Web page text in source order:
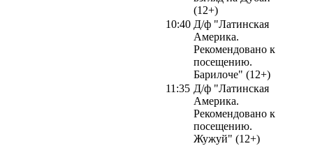
(12+)
10:40 Д/ф "Латинская
Америка.
Рекомендовано к
посещению.
Барилоче" (12+)
11:35 Д/ф "Латинская
Америка.
Рекомендовано к
посещению.
Жужуй" (12+)